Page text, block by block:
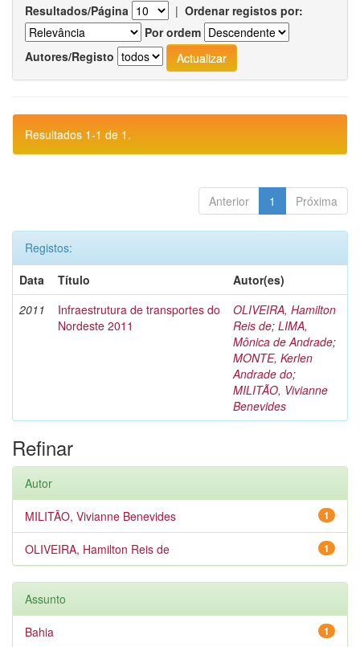
Resultados/Página | Ordenar registos por:
Por ordem
Autores/Registo
Resultados 1-1 de 1.
Anterior 1 Próxima
Registos:
Data
Título
Autor(es)
2011
Infraestrutura de transportes do
Nordeste 2011
OLIVEIRA, Hamilton
Reis de; LIMA,
Mônica de Andrade;
MONTE, Kerlen
Andrade do;
MILITÃO, Vivianne
Benevides
Refinar
Autor
1
MILITÃO, Vivianne Benevides
1
OLIVEIRA, Hamilton Reis de
Assunto
1
Bahia